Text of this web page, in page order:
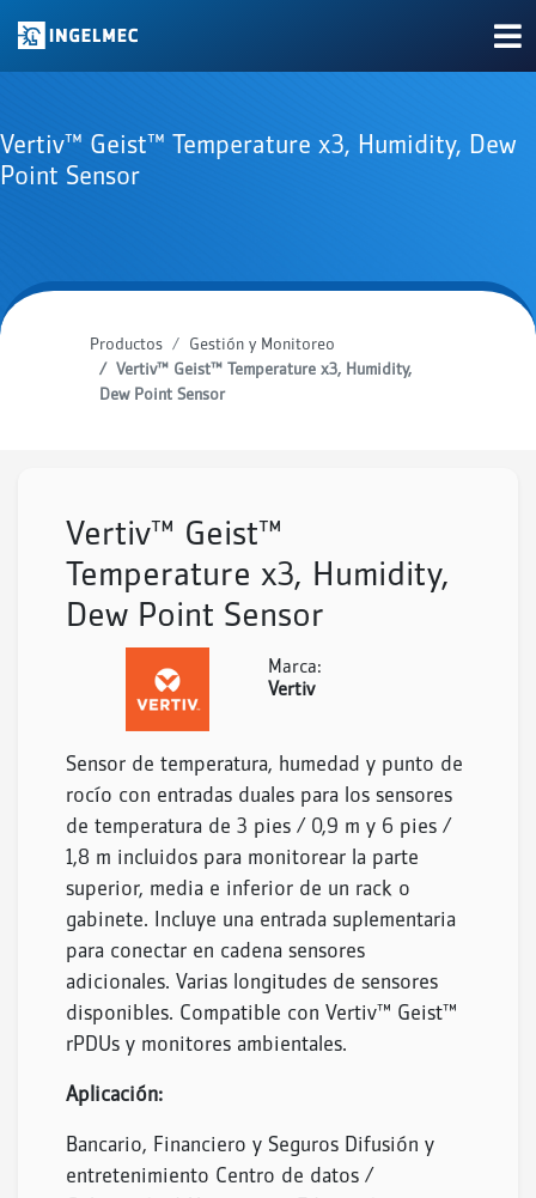
Vertiv™ Geist™ Temperature x3, Humidity, Dew
Point Sensor
Productos
Gestión y Monitoreo
Vertiv™ Geist™ Temperature x3, Humidity,
Dew Point Sensor
Vertiv™ Geist™
Temperature x3, Humidity,
Dew Point Sensor
Marca:
Vertiv
Sensor de temperatura, humedad y punto de
rocío con entradas duales para los sensores
de temperatura de 3 pies / 0,9 m y 6 pies /
1,8 m incluidos para monitorear la parte
superior, media e inferior de un rack o
gabinete. Incluye una entrada suplementaria
para conectar en cadena sensores
adicionales. Varias longitudes de sensores
disponibles. Compatible con Vertiv™ Geist™
rPDUs y monitores ambientales.
Aplicación:
Bancario, Financiero y Seguros Difusión y
entretenimiento Centro de datos /